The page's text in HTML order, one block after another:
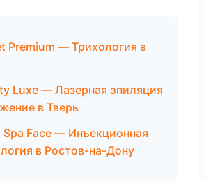
Premium — Трихология в
Luxe — Лазерная эпиляция
в Тверь
Spa Face — Инъекционная
в Ростов-на-Дону